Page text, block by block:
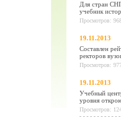
Для стран
учебник
Просмотров:
19.11.2013
Составлен
ректоров
Просмотров:
19.11.2013
Учебный
уровня
Просмотров: